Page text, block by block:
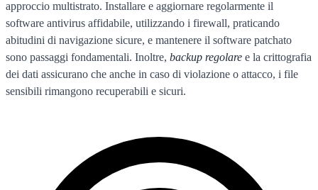
approccio multistrato. Installare e aggiornare regolarmente il
software antivirus affidabile, utilizzando i firewall, praticando
abitudini di navigazione sicure, e mantenere il software patchato
sono passaggi fondamentali. Inoltre, backup regolare e la crittografia
dei dati assicurano che anche in caso di violazione o attacco, i file
sensibili rimangono recuperabili e sicuri.